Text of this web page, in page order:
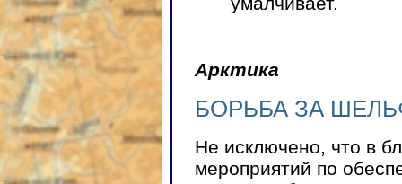
Арктика
БОРЬБА ЗА
Не исключено, что в
мероприятий по